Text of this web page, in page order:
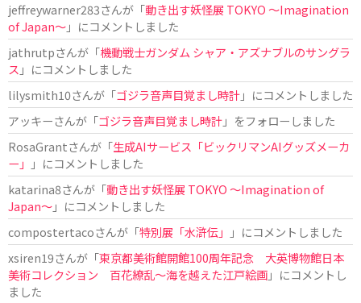
jeffreywarner283さんが「動き出す妖怪展 TOKYO 〜Imagination
of Japan〜」にコメントしました
jathrutpさんが「機動戦士ガンダム シャア・アズナブルのサングラ
ス 」にコメントしました
lilysmith10さんが「ゴジラ音声目覚まし時計」にコメントしました
アッキーさんが「ゴジラ音声目覚まし時計」をフォローしました
RosaGrantさんが「生成AIサービス「ビックリマンAIグッズメーカ
ー」
」にコメントしました
katarina8さんが「動き出す妖怪展 TOKYO 〜Imagination of
Japan〜」にコメントしました
compostertacoさんが「特別展「水滸伝」
」にコメントしました
xsiren19さんが「東京都美術館開館100周年記念 大英博物館日本
美術コレクション 百花繚乱～海を越えた江戸絵画」にコメントし
ました